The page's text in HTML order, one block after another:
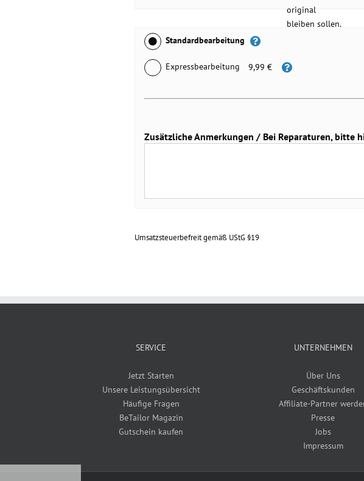
Standardbearbeitung
Expressbearbeitung 9,99 €
Zusätzliche Anmerkungen / Bei Reparaturen, bitte
Umsatzsteuerbefreit gemäß UStG §19
SERVICE
Jetzt Starten
Unsere Leistungsübersicht
Häufige Fragen
BeTailor Magazin
Gutschein kaufen
UNTERNEHMEN
Über Uns
Geschäftskunden
Affiliate-Partner
Presse
Jobs
Impressum